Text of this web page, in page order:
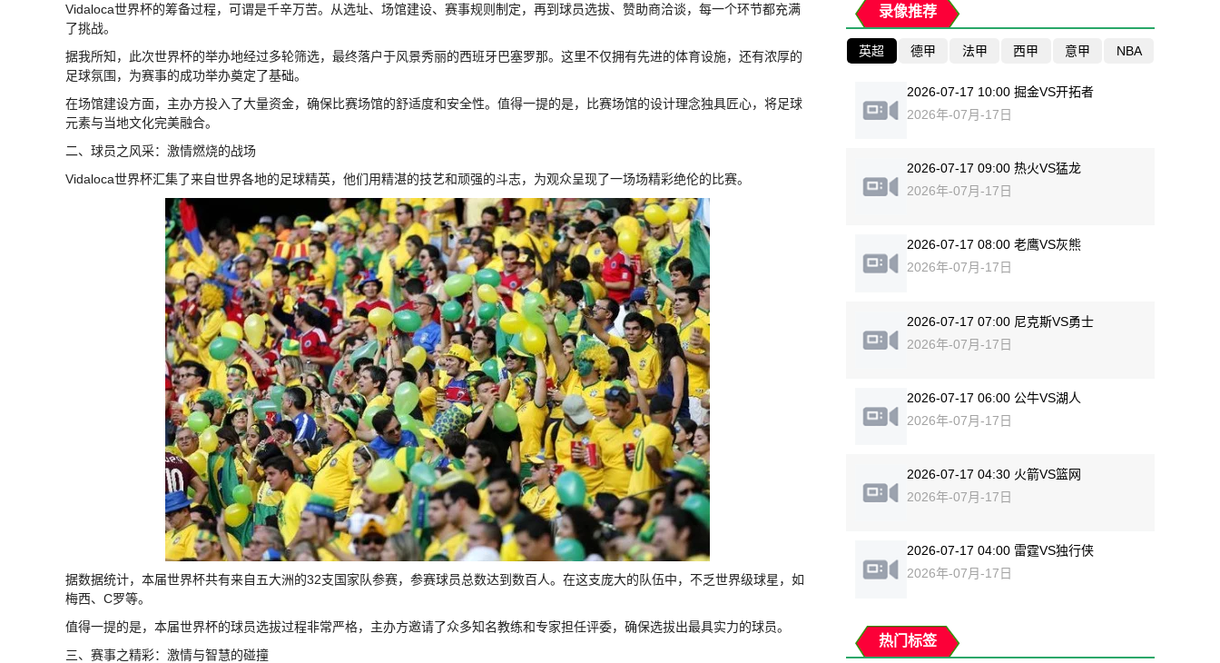
Vidaloca世界杯的筹备过程，可谓是千辛万苦。从选址、场馆建设、赛事规则制定，再到球员选拔、赞助商洽谈，每一个环节都充满
了挑战。
据我所知，此次世界杯的举办地经过多轮筛选，最终落户于风景秀丽的西班牙巴塞罗那。这里不仅拥有先进的体育设施，还有浓厚的
足球氛围，为赛事的成功举办奠定了基础。
在场馆建设方面，主办方投入了大量资金，确保比赛场馆的舒适度和安全性。值得一提的是，比赛场馆的设计理念独具匠心，将足球
元素与当地文化完美融合。
二、球员之风采：激情燃烧的战场
Vidaloca世界杯汇集了来自世界各地的足球精英，他们用精湛的技艺和顽强的斗志，为观众呈现了一场场精彩绝伦的比赛。
据数据统计，本届世界杯共有来自五大洲的32支国家队参赛，参赛球员总数达到数百人。在这支庞大的队伍中，不乏世界级球星，如
梅西、C罗等。
值得一提的是，本届世界杯的球员选拔过程非常严格，主办方邀请了众多知名教练和专家担任评委，确保选拔出最具实力的球员。
三、赛事之精彩：激情与智慧的碰撞
录像推荐
英超 德甲 法甲 西甲 意甲 NBA
2026-07-17 10:00 掘金VS开拓者
2026年-07月-17日
2026-07-17 09:00 热火VS猛龙
2026年-07月-17日
2026-07-17 08:00 老鹰VS灰熊
2026年-07月-17日
2026-07-17 07:00 尼克斯VS勇士
2026年-07月-17日
2026-07-17 06:00 公牛VS湖人
2026年-07月-17日
2026-07-17 04:30 火箭VS篮网
2026年-07月-17日
2026-07-17 04:00 雷霆VS独行侠
2026年-07月-17日
热门标签